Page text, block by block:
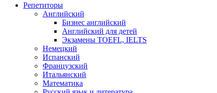
Репетиторы
Английский
Бизнес английский
Английский для детей
Экзамены TOEFL, IELTS
Немецкий
Испанский
Французский
Итальянский
Математика